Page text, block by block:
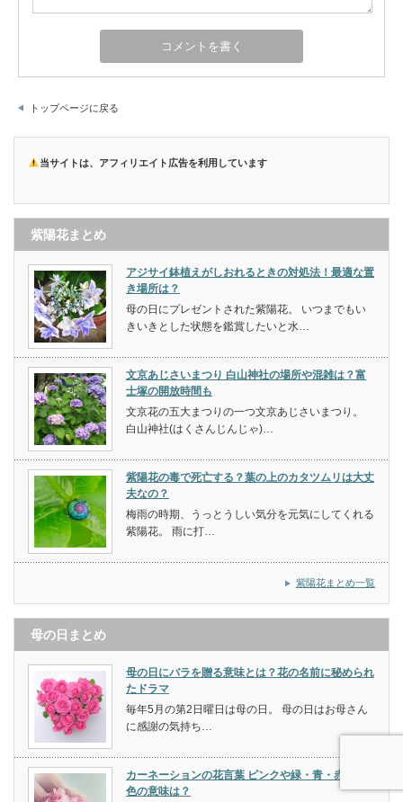
トップページに戻る
当サイトは、アフィリエイト広告を利用しています
紫陽花まとめ
アジサイ鉢植えがしおれるときの対処法！最適な置
き場所は？
母の日にプレゼントされた紫陽花。 いつまでもい
きいきとした状態を鑑賞したいと水…
文京あじさいまつり 白山神社の場所や混雑は？富
士塚の開放時間も
文京花の五大まつりの一つ文京あじさいまつり。
白山神社(はくさんじんじゃ)…
紫陽花の毒で死亡する？葉の上のカタツムリは大丈
夫なの？
梅雨の時期、うっとうしい気分を元気にしてくれる
紫陽花。 雨に打…
紫陽花まとめ一覧
母の日まとめ
母の日にバラを贈る意味とは？花の名前に秘められ
たドラマ
毎年5月の第2日曜日は母の日。 母の日はお母さん
に感謝の気持ち…
カーネーションの花言葉 ピンクや緑・青・赤・虹
色の意味は？